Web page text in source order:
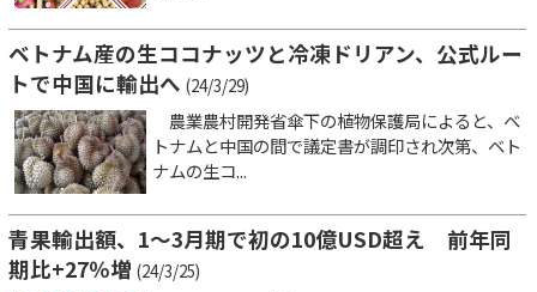
ベトナム産の生ココナッツと冷凍ドリアン、公式ルー
トで中国に輸出へ (24/3/29)
農業農村開発省傘下の植物保護局によると、ベ
トナムと中国の間で議定書が調印され次第、ベト
ナムの生コ...
青果輸出額、1～3月期で初の10億USD超え 前年同
期比+27％増 (24/3/25)